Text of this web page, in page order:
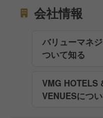
会社情報
バリューマネ
ついて知る
VMG HOTELS
VENUESにつ